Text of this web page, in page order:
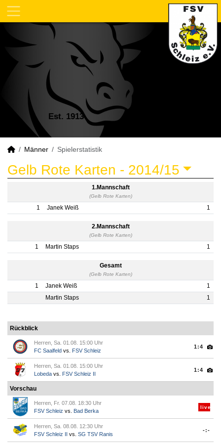
Est. 1913
Männer Spielerstatistik
Gelb Rote Karten - 2014/15
1.Mannschaft
(Gelb Rote Karten)
1 Janek Weiß 1
2.Mannschaft
(Gelb Rote Karten)
1 Martin Staps 1
Gesamt
(Gelb Rote Karten)
1 Janek Weiß
1
Martin Staps
1
Rückblick
Herren, Sa. 01.08. 15:00 Uhr
FC Saalfeld vs. FSV Schleiz
1:4
Herren, Sa. 01.08. 15:00 Uhr
Lobeda vs. FSV Schleiz II
1:4
Vorschau
Herren, Fr. 07.08. 18:30 Uhr
FSV Schleiz vs. Bad Berka
live
Herren, Sa. 08.08. 12:30 Uhr
FSV Schleiz II vs. SG TSV Ranis
-:-